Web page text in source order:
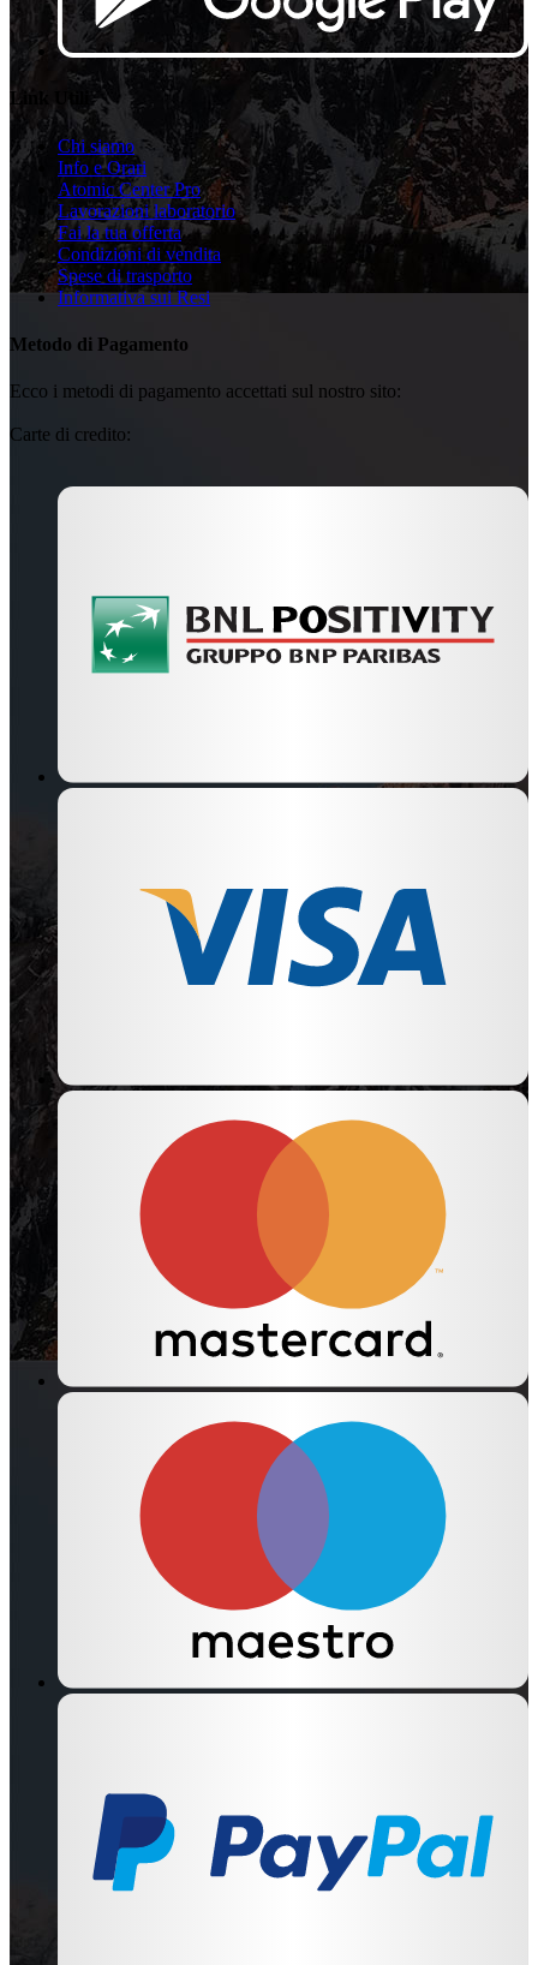
Link Utili
Chi siamo
Info e Orari
Atomic Center Pro
Lavorazioni laboratorio
Fai la tua offerta
Condizioni di vendita
Spese di trasporto
Informativa sui Resi
Metodo di Pagamento
Ecco i metodi di pagamento accettati sul nostro sito:
Carte di credito: